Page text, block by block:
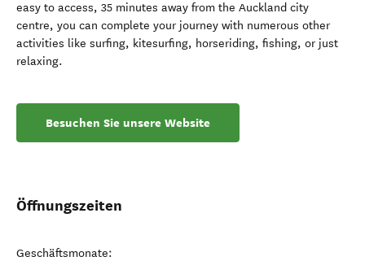
easy to access, 35 minutes away from the Auckland city
centre, you can complete your journey with numerous other
activities like surfing, kitesurfing, horseriding, fishing, or just
relaxing.
Besuchen Sie unsere Website
Öffnungszeiten
Geschäftsmonate: